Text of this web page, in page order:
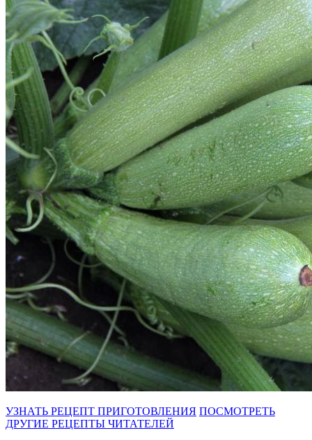
УЗНАТЬ РЕЦЕПТ ПРИГОТОВЛЕНИЯ ПОСМОТРЕТЬ
ДРУГИЕ РЕЦЕПТЫ ЧИТАТЕЛЕЙ